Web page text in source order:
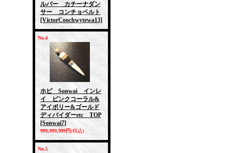
ルバー カチーナダン
サー コンチョベルト
[VictorCoochwytewa13]
No.4
ホピ Sonwai インレ
イ ピンクコーラル&
アイボリー&ゴールド
ディバイダーetc TOP
[Sonwai7]
999,999,999円(税込)
No.5